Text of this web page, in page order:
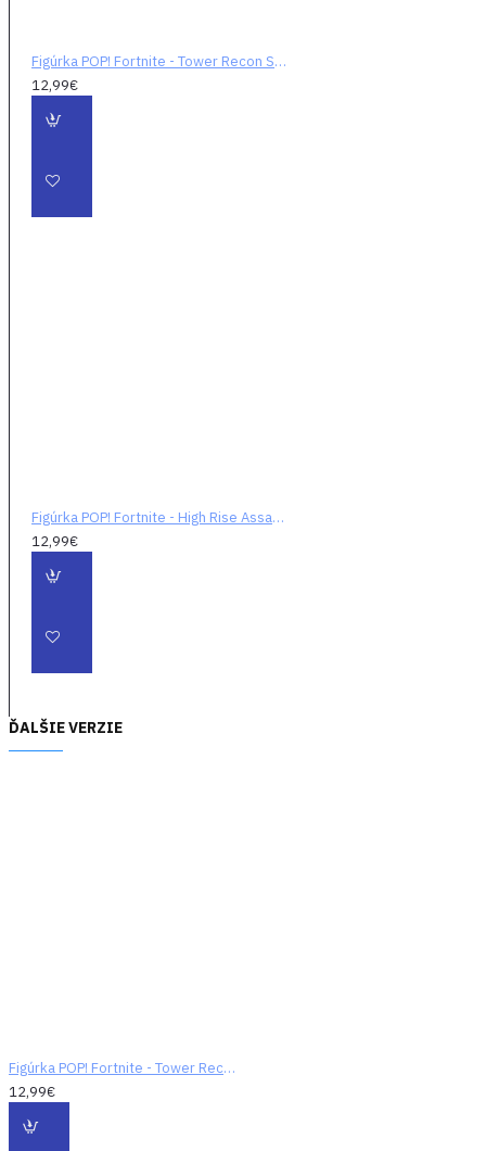
Figúrka POP! Fortnite - Tower Recon Specialist
12,99€
Figúrka POP! Fortnite - High Rise Assault Trooper
12,99€
ĎALŠIE VERZIE
Figúrka POP! Fortnite - Tower Recon Specialist
12,99€